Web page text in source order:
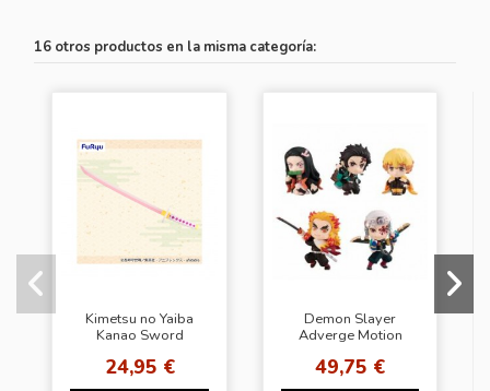
16 otros productos en la misma categoría:
Kimetsu no Yaiba
Kanao Sword
24,95 €
Demon Slayer
Adverge Motion
COMPLETO)
49,75 €